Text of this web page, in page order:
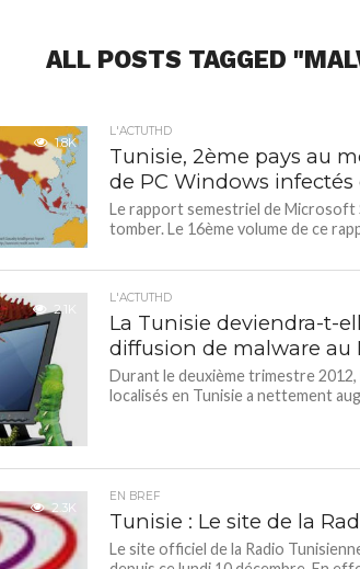
ALL POSTS TAGGED
1.8K
L'ACTUTHD
Tunisie, 2ème pays au
de PC Windows infectés
Le rapport semestriel de Microsoft
tomber. Le 16ème volume de ce
2.1K
L'ACTUTHD
La Tunisie deviendra-t-
diffusion de malware au
Durant le deuxième trimestre
localisés en Tunisie a nettement
2.3K
EN BREF
Tunisie : Le site de la
Le site officiel de la Radio